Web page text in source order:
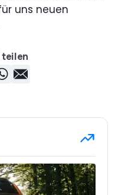
uns neuen
teilen